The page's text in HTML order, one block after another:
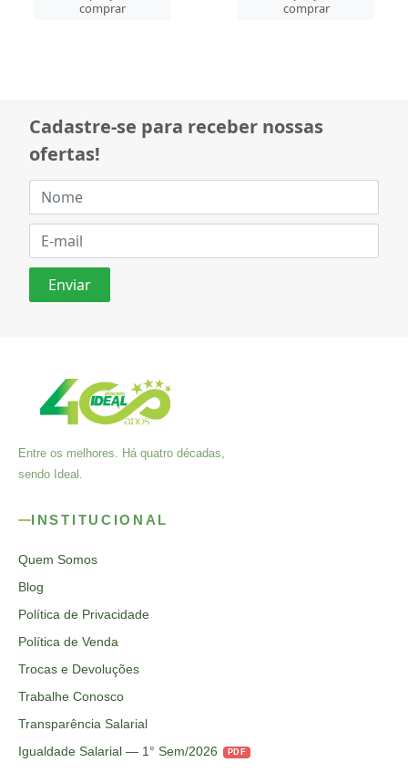
comprar
comprar
Cadastre-se para receber nossas
ofertas!
Entre os melhores. Há quatro décadas,
sendo Ideal.
INSTITUCIONAL
Quem Somos
Blog
Política de Privacidade
Política de Venda
Trocas e Devoluções
Trabalhe Conosco
Transparência Salarial
Igualdade Salarial — 1° Sem/2026
PDF